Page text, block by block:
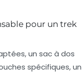
pour un trek
un sac à dos
spécifiques, un